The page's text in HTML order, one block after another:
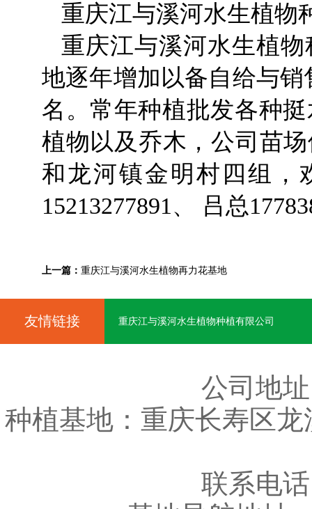
重庆江与溪河水生植
重庆江与溪河水生植
地逐年增加以备自给与
名。常年种植批发各种
植物以及乔木，公司苗
和龙河镇金明村四组，
15213277891、 吕总
上一篇： 重庆江与溪河水生植物再力花基地
友情链接 重庆江与溪河水生植物种植有限公司
公司地
种植基地：重庆长寿区
联系电